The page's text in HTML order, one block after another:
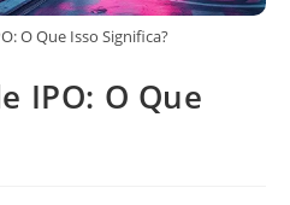
O Que Isso Significa?
IPO: O Que